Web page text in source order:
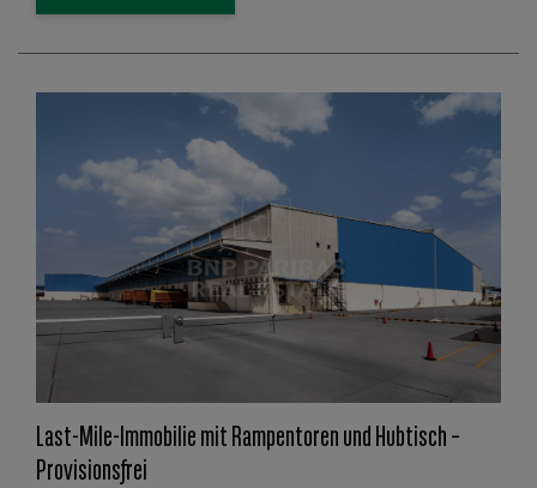
Last-Mile-Immobilie mit Rampentoren und Hubtisch –
Provisionsfrei